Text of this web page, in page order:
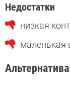
Недостатки
низкая
маленькая